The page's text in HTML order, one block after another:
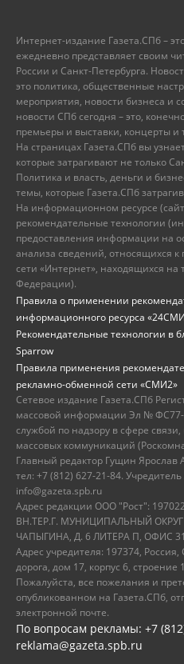
Интернет-издание Газета.СПб –
ежедневно представляет своим
России и Санкт-Петербурга.
это политика, общественные
мероприятия, новости бизнеса и
новости СПб сегодня – это,
премьеры и выставки, концерты и
На страницах Газета.СПб вы
которые затрагивают не только
Политика и власть, деньги и
темы, которые Газета.СПб
На информационном ресурсе
рекомендательные технологии
предоставления информации на
анализа сведений, относящихся
сети «Интернет», находящихся на
Федерации).
Правила о применении
информационного ресурса
Рекомендательные технологии в
Sparrow
Правила применения
рекламно-обменной сети «СМИ2»
Сетевое издание Газета.СПб
массовой информации Эл №
службой по надзору в сфере
массовых коммуникаций
Главный редактор Гущин Ярослав
тел: +7 (812) 627-21-84.
info@gazeta.spb.ru
Адрес редакции ООО "Рост":
ВН.ТЕР.Г. МУНИЦИПАЛЬНЫЙ
ЧАПЫГИНА, Д. 6 ЛИТЕРА П, ОФИС
Адрес учредителя: 197374,
дорога, дом 17, корпус 6,
Пожалуйста, все пожелания и
опубликованном на Газета.СПб,
электронной почте.
По вопросам рекламы: +7
reklama@gazeta.spb.ru